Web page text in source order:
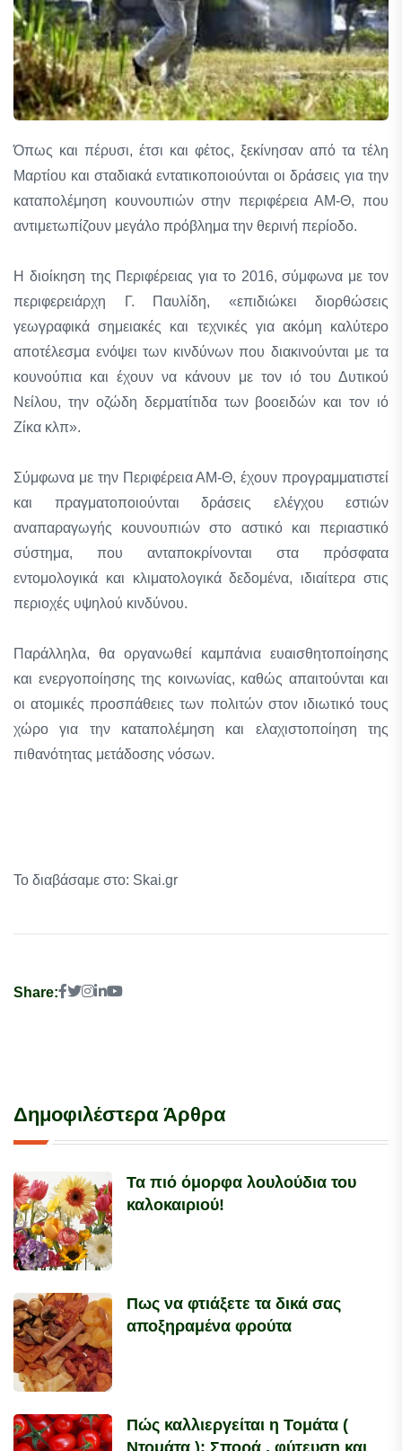
Όπως και πέρυσι, έτσι και φέτος, ξεκίνησαν από τα τέλη
Μαρτίου και σταδιακά εντατικοποιούνται οι δράσεις για την
καταπολέμηση κουνουπιών στην περιφέρεια ΑΜ-Θ, που
αντιμετωπίζουν μεγάλο πρόβλημα την θερινή περίοδο.
Η διοίκηση της Περιφέρειας για το 2016, σύμφωνα με τον
περιφερειάρχη Γ. Παυλίδη, «επιδιώκει διορθώσεις
γεωγραφικά σημειακές και τεχνικές για ακόμη καλύτερο
αποτέλεσμα ενόψει των κινδύνων που διακινούνται με τα
κουνούπια και έχουν να κάνουν με τον ιό του Δυτικού
Νείλου, την οζώδη δερματίτιδα των βοοειδών και τον ιό
Ζίκα κλπ».
Σύμφωνα με την Περιφέρεια ΑΜ-Θ, έχουν προγραμματιστεί
και πραγματοποιούνται δράσεις ελέγχου εστιών
αναπαραγωγής κουνουπιών στο αστικό και περιαστικό
σύστημα, που ανταποκρίνονται στα πρόσφατα
εντομολογικά και κλιματολογικά δεδομένα, ιδιαίτερα στις
περιοχές υψηλού κινδύνου.
Παράλληλα, θα οργανωθεί καμπάνια ευαισθητοποίησης
και ενεργοποίησης της κοινωνίας, καθώς απαιτούνται και
οι ατομικές προσπάθειες των πολιτών στον ιδιωτικό τους
χώρο για την καταπολέμηση και ελαχιστοποίηση της
πιθανότητας μετάδοσης νόσων.
Το διαβάσαμε στο: Skai.gr
Share:
Δημοφιλέστερα Άρθρα
Τα πιό όμορφα λουλούδια του
καλοκαιριού!
Πως να φτιάξετε τα δικά σας
αποξηραμένα φρούτα
Πώς καλλιεργείται η Τομάτα (
Ντομάτα ); Σπορά , φύτευση και